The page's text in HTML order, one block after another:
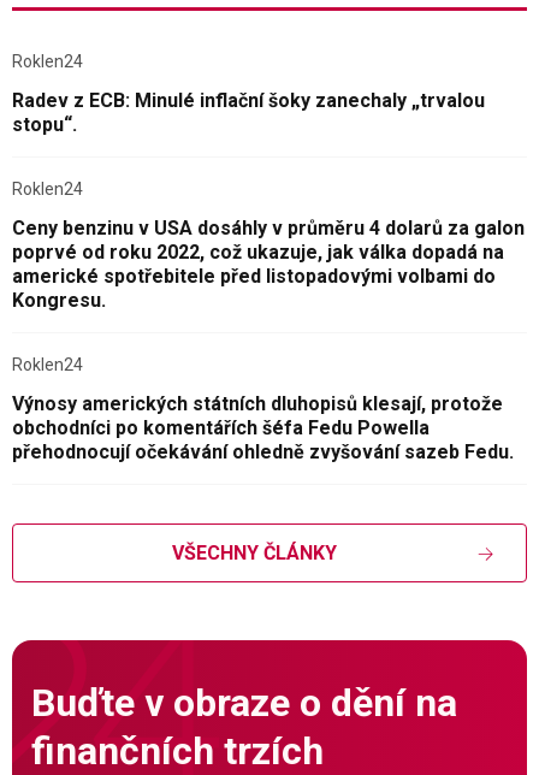
Roklen24
Radev z ECB: Minulé inflační šoky zanechaly „trvalou
stopu“.
Roklen24
Ceny benzinu v USA dosáhly v průměru 4 dolarů za galon
poprvé od roku 2022, což ukazuje, jak válka dopadá na
americké spotřebitele před listopadovými volbami do
Kongresu.
Roklen24
Výnosy amerických státních dluhopisů klesají, protože
obchodníci po komentářích šéfa Fedu Powella
přehodnocují očekávání ohledně zvyšování sazeb Fedu.
VŠECHNY ČLÁNKY
Buďte v obraze o dění na
finančních trzích